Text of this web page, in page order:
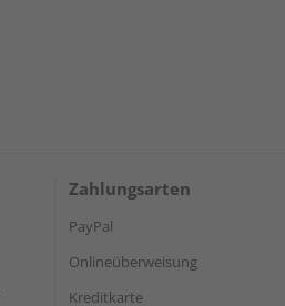
Zahlungsarten
PayPal
Onlineüberweisung
Kreditkarte